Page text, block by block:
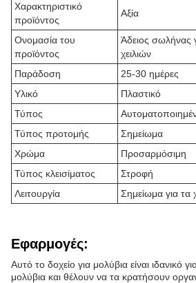
Χαρακτηριστικό
προϊόντος
Αξία
Ονομασία του
προϊόντος
Άδειος σωλήνας
χειλιών
Παράδοση
25-30 ημέρες
Υλικό
Πλαστικό
Τύπος
Τύπος προτομής
Σημείωμα
Χρώμα
Προσαρμόσιμη
Τύπος κλεισίματος
Στροφή
Λειτουργία
Σημείωμα για τα
Εφαρμογές:
Αυτό το δοχείο για μολύβια είναι ιδανικό
μολύβια και θέλουν να τα κρατήσουν